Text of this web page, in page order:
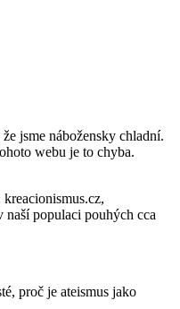
jsme nábožensky chladní.
webu je to chyba.
populaci pouhých cca
proč je ateismus jako